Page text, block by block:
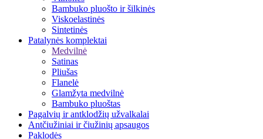
Bambuko pluošto ir šilkinės
Viskoelastinės
Sintetinės
Patalynės komplektai
Medvilnė
Satinas
Pliušas
Flanelė
Glamžyta medvilnė
Bambuko pluoštas
Pagalvių ir antklodžių užvalkalai
Antčiužiniai ir čiužinių apsaugos
Paklodės